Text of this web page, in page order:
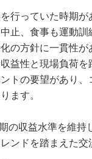
行っていた時期が
止、食事も運動訓
の方針に一貫性が
益性と現場負荷
トの要望があり、
ます。
の収益水準を維持
ンドを踏まえた交